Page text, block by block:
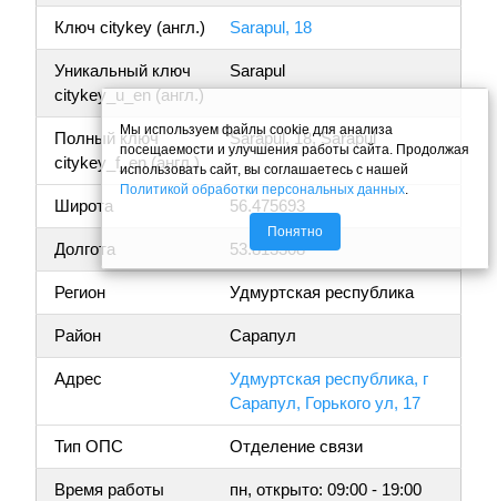
Ключ citykey (англ.) Sarapul, 18
Уникальный ключ
citykey_u_en (англ.)
Sarapul
Полный ключ
citykey_f_en (англ.)
Sarapul, 18, Sarapul
Широта 56.475693
Долгота 53.813308
Регион Удмуртская республика
Район Сарапул
Адрес
Удмуртская республика, г
Сарапул, Горького ул, 17
Тип ОПС Отделение связи
Время работы
пн, открыто: 09:00 - 19:00
Мы используем файлы cookie для анализа
посещаемости и улучшения работы сайта. Продолжая
использовать сайт, вы соглашаетесь с нашей
Политикой обработки персональных данных.
Понятно